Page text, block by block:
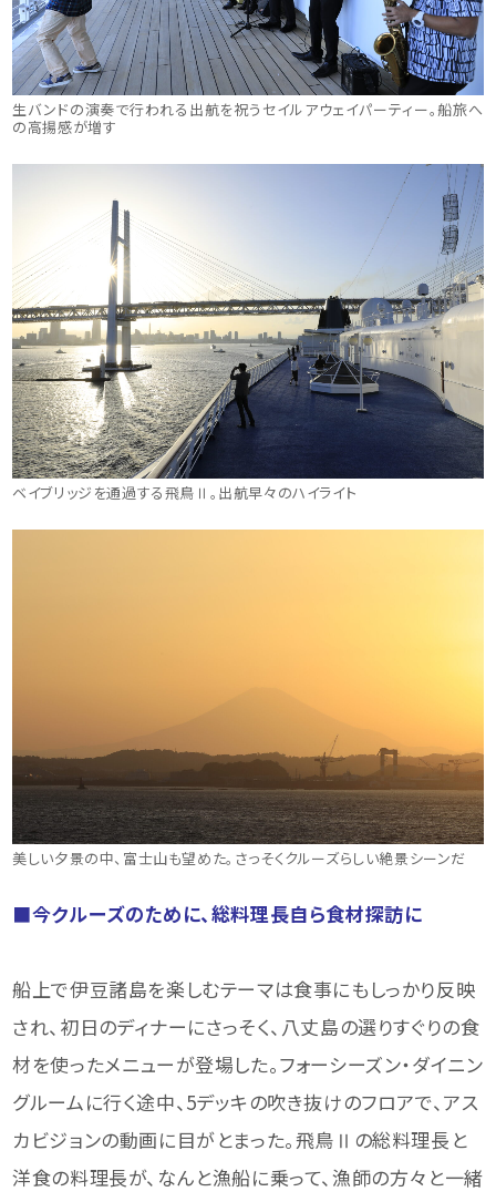
生バンドの演奏で行われる出航を祝うセイルアウェイパーティー。船旅へ
の高揚感が増す
ベイブリッジを通過する飛鳥Ⅱ。出航早々のハイライト
美しい夕景の中、富士山も望めた。さっそくクルーズらしい絶景シーンだ
■今クルーズのために、総料理長自ら食材探訪に
船上で伊豆諸島を楽しむテーマは食事にもしっかり反映
され、初日のディナーにさっそく、八丈島の選りすぐりの食
材を使ったメニューが登場した。フォーシーズン・ダイニン
グルームに行く途中、5デッキの吹き抜けのフロアで、アス
カビジョンの動画に目がとまった。飛鳥Ⅱの総料理長と
洋食の料理長が、なんと漁船に乗って、漁師の方々と一緒